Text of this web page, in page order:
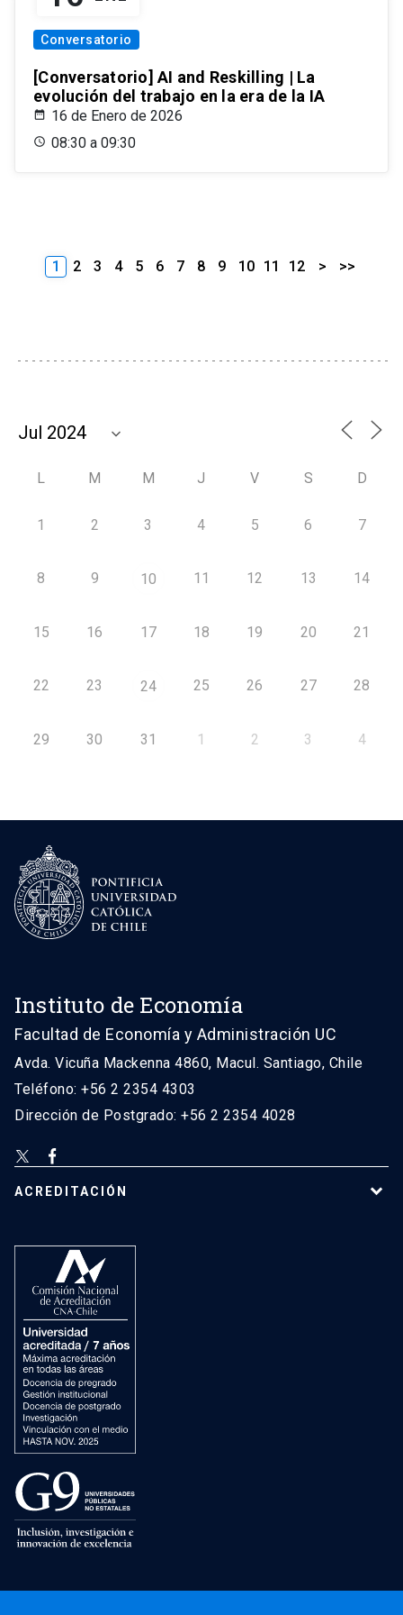
Conversatorio
[Conversatorio] AI and Reskilling | La
evolución del trabajo en la era de la IA
16 de Enero de 2026
08:30 a 09:30
1 2 3 4 5 6 7 8 9 10 11 12 > >>
L M M J V S D
1 2 3 4 5 6 7
8 9 10 11 12 13 14
15 16 17 18 19 20 21
22 23 24 25 26 27 28
29 30 31 1 2 3 4
Instituto de Economía
Facultad de Economía y Administración UC
Avda. Vicuña Mackenna 4860, Macul. Santiago, Chile
Teléfono: +56 2 2354 4303
Dirección de Postgrado: +56 2 2354 4028
ACREDITACIÓN